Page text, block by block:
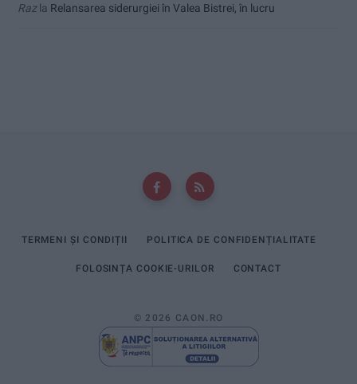
Razla Relansarea siderurgiei în Valea Bistrei, în lucru
TERMENI ȘI CONDIȚII POLITICA DE CONFIDENȚIALITATE
FOLOSINȚA COOKIE-URILOR CONTACT
© 2026 CAON.RO